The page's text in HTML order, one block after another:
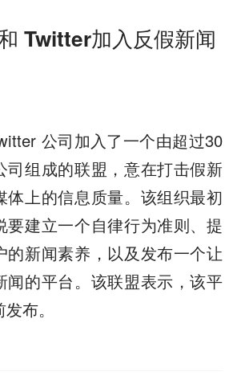
Twitter加入反假新闻
公司加入了一个由超过30
司组成的联盟，意在打击假新
体上的信息质量。该组织最初
要建立一个自律行为准则、提
的新闻素养，以及发布一个让
闻的平台。该联盟表示，该平
布。